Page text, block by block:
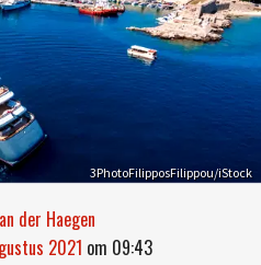
3PhotoFilipposFilippou/iStock
der Haegen
2021 om 09:43